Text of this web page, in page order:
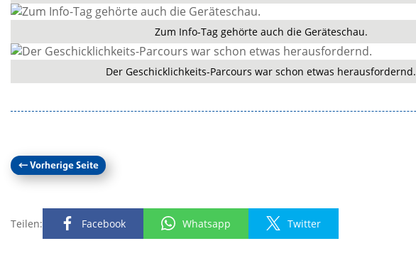
Zum Info-Tag gehörte auch die Geräteschau.
Der Geschicklichkeits-Parcours war schon etwas herausfordernd.
←Vorherige Seite
Teilen: Facebook Whatsapp Twitter